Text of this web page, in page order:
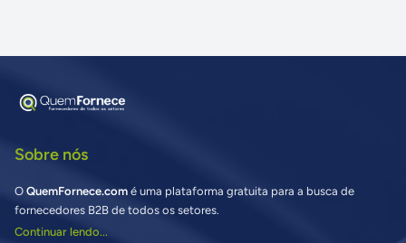
Sobre nós
O QuemFornece.com é uma plataforma gratuita para a busca de
fornecedores B2B de todos os setores.
Continuar lendo...